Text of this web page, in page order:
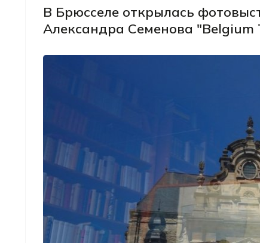
В Брюсселе открылась
Александра Семенова